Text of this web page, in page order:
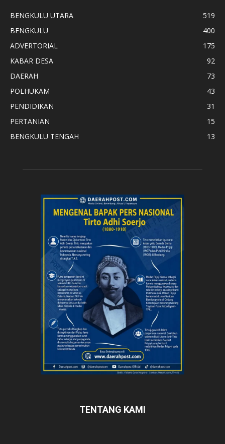
BENGKULU UTARA
519
BENGKULU
400
ADVERTORIAL
175
KABAR DESA
92
DAERAH
73
POLHUKAM
43
PENDIDIKAN
31
PERTANIAN
15
BENGKULU TENGAH
13
TENTANG KAMI